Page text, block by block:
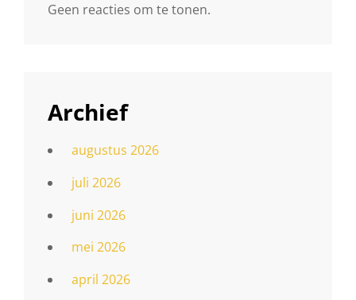
Geen reacties om te tonen.
Archief
augustus 2026
juli 2026
juni 2026
mei 2026
april 2026